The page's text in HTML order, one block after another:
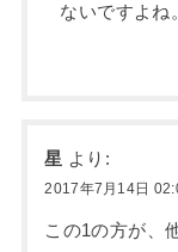
ないですよね。
星 より:
2017年7月14日
この1の方が、